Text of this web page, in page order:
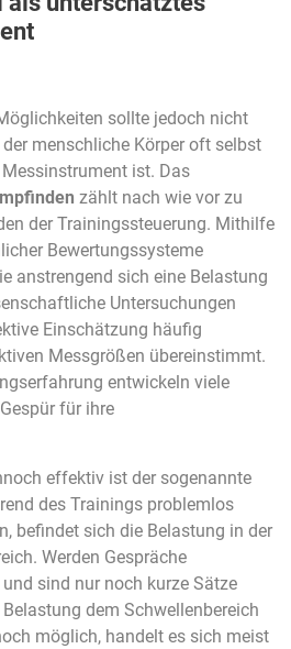
sollte jedoch nicht
menschliche Körper oft selbst
ist. Das
zählt nach wie vor zu
der Trainingssteuerung. Mithilfe
Bewertungssysteme
anstrengend sich eine Belastung
Untersuchungen
Einschätzung häufig
Messgrößen übereinstimmt.
entwickeln viele
für ihre
effektiv ist der sogenannte
des Trainings problemlos
befindet sich die Belastung in der
Werden Gespräche
sind nur noch kurze Sätze
dem Schwellenbereich
möglich, handelt es sich meist